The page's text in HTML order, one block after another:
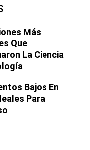
Más
Que
La Ciencia
Bajos En
Para